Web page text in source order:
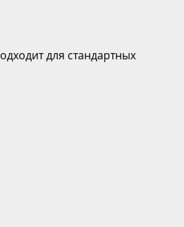
для стандартных